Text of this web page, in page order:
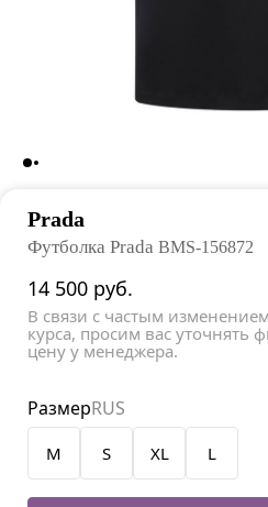
Prada
Футболка Prada BMS-156872
14 500 руб.
В связи с частым
курса, просим вас уточнять
цену у менеджера.
M S XL L
РазмерRUS